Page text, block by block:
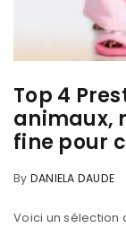
Top 4
animaux,
fine pour
By DANIELA DAUDE
Voici un sélection